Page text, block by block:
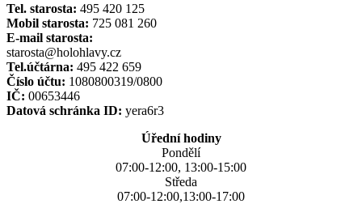
Tel. starosta: 495 420 125
Mobil starosta: 725 081 260
E-mail starosta:
starosta@holohlavy.cz
Tel.účtárna: 495 422 659
Číslo účtu: 1080800319/0800
IČ: 00653446
Datová schránka ID: yera6r3
Úřední hodiny
Pondělí
07:00-12:00, 13:00-15:00
Středa
07:00-12:00,13:00-17:00